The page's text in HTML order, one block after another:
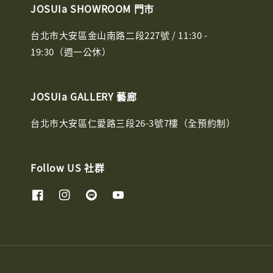
JOSUIa SHOWROOM 門市
台北市大安區金山南路二段227號 / 11:30 -
19:30（週一公休）
JOSUIa GALLERY 藝廊
台北市大安區仁愛路三段26-3號7樓（全預約制）
Follow US 社群